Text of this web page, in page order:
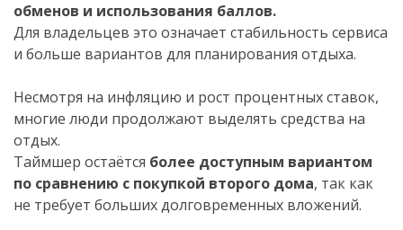
обменов и использования баллов.
Для владельцев это означает стабильность сервиса
и больше вариантов для планирования отдыха.
Несмотря на инфляцию и рост процентных ставок,
многие люди продолжают выделять средства на
отдых.
Таймшер остаётся более доступным вариантом
по сравнению с покупкой второго дома, так как
не требует больших долговременных вложений.